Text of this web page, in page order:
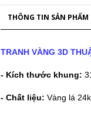
THÔNG TIN SẢN PHẨM
TRANH VÀNG 3D
- Kích thước khung:
- Chất liệu: Vàng lá